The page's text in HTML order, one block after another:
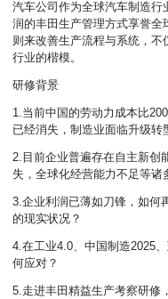
汽车公司作为全球汽车制造行
润的丰田生产管理方式享誉
则来改善生产流程与系统，
行业的楷模。
研修背景
1.当前中国的劳动力成本比
已经消失，制造业面临升级转
2.目前企业普遍存在自主新创
失，全球化经营能力不足等诸
3.企业利润已薄如刀锋，如何
的现实状况？
4.在工业4.0、中国制造2025
何应对？
5.走进丰田精益生产考察研修